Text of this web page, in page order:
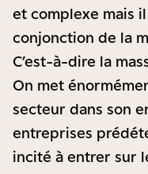
et complexe mais
conjonction de la
C’est-à-dire la
On met
secteur dans son
entreprises
incité à entrer sur